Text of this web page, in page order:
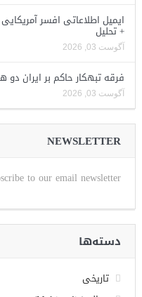
ایمیل اطلاعاتی افسر
+ تحلیل
آگوست 03, 2026
فرقه تبهکار حاکم بر ایران دو
آگوست 03, 2026
NEWSLETTER
to our email newsletter.
دسته‌ها
تاریخی